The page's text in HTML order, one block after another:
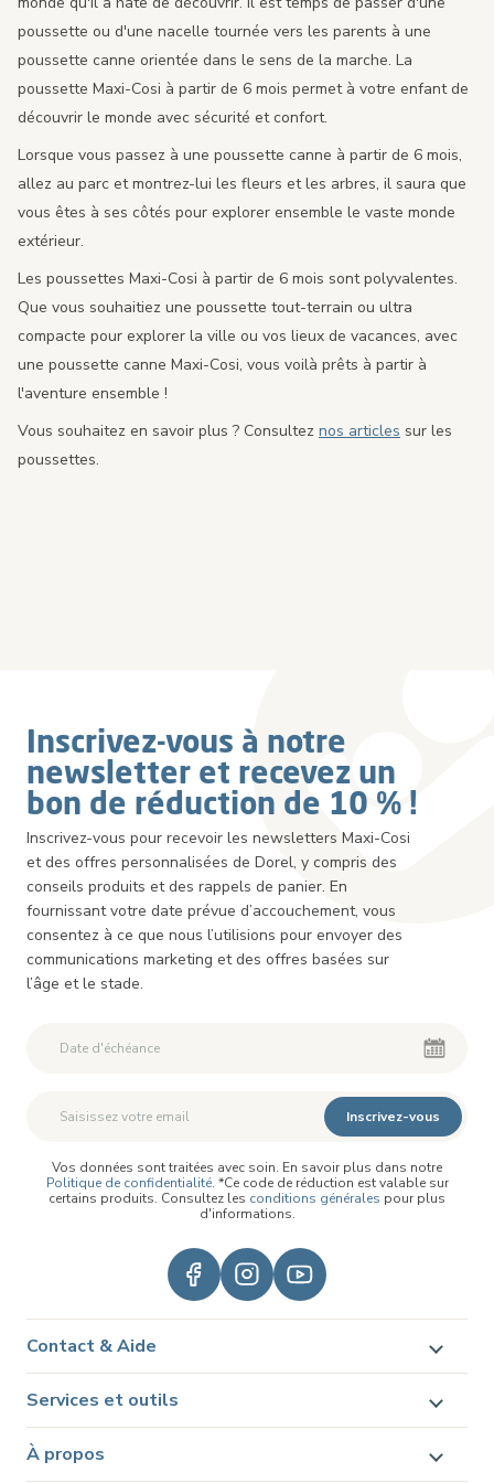
poussette ou d'une nacelle tournée vers les parents à une
poussette canne orientée dans le sens de la marche. La
poussette Maxi-Cosi à partir de 6 mois permet à votre enfant de
découvrir le monde avec sécurité et confort.
Lorsque vous passez à une poussette canne à partir de 6 mois,
allez au parc et montrez-lui les fleurs et les arbres, il saura que
vous êtes à ses côtés pour explorer ensemble le vaste monde
extérieur.
Les poussettes Maxi-Cosi à partir de 6 mois sont polyvalentes.
Que vous souhaitiez une poussette tout-terrain ou ultra
compacte pour explorer la ville ou vos lieux de vacances, avec
une poussette canne Maxi-Cosi, vous voilà prêts à partir à
l'aventure ensemble !
Vous souhaitez en savoir plus ? Consultez nos articles sur les
poussettes.
Inscrivez-vous à notre
newsletter et recevez un
bon de réduction de 10 % !
Inscrivez-vous pour recevoir les newsletters Maxi-Cosi
et des offres personnalisées de Dorel, y compris des
conseils produits et des rappels de panier. En
fournissant votre date prévue d’accouchement, vous
consentez à ce que nous l’utilisions pour envoyer des
communications marketing et des offres basées sur
l’âge et le stade.
Inscrivez-vous
Vos données sont traitées avec soin. En savoir plus dans notre
Politique de confidentialité. *Ce code de réduction est valable sur
certains produits. Consultez les conditions générales pour plus
d'informations.
Contact & Aide
Services et outils
À propos